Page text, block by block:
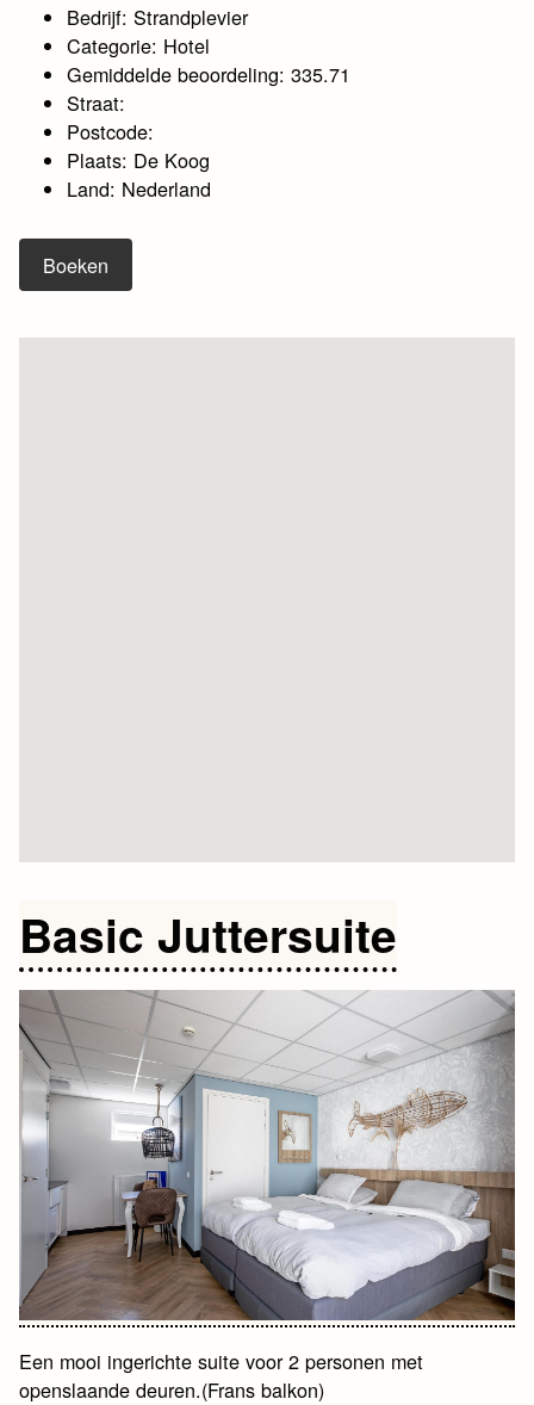
Bedrijf: Strandplevier
Categorie: Hotel
Gemiddelde beoordeling: 335.71
Straat:
Postcode:
Plaats: De Koog
Land: Nederland
Boeken
Basic Juttersuite
Een mooi ingerichte suite voor 2 personen met
openslaande deuren.(Frans balkon)